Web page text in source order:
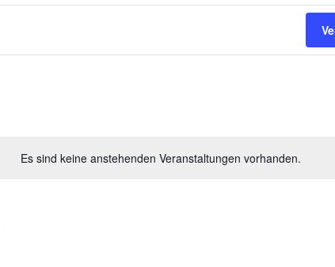
Es sind keine anstehenden Veranstaltungen vorhanden.